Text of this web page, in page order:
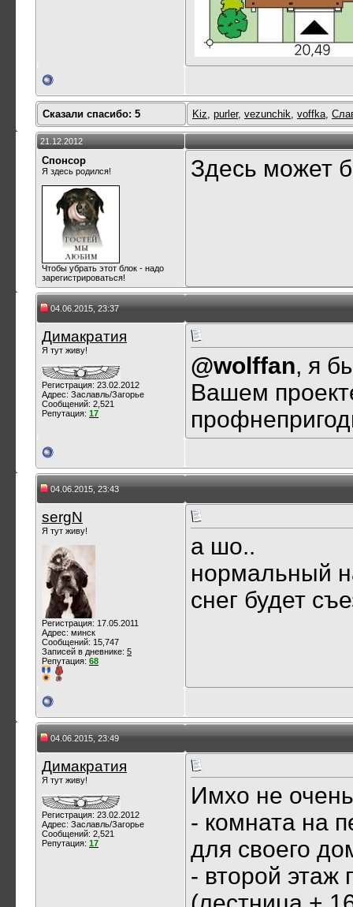
Сказали спасибо: 5 Kiz, purler, vezunchik, voffka,
21.12.2012
Спонсор
Я здесь родился!
Чтобы убрать этот блок - надо
зарегистрироваться!
Здесь может
04.06.2015, 23:37
Димакратия
Я тут живу!
Регистрация: 23.02.2012
Адрес: Заславль/Загорье
Сообщений: 2,521
Репутация: 17
@wolffan, я
Вашем
04.06.2015, 23:43
sergN
Я тут живу!
Регистрация: 17.05.2011
Адрес: минск
Сообщений: 15,747
Записей в дневнике: 5
Репутация: 68
а шо..
нормальный
снег будет
04.06.2015, 23:49
Димакратия
Я тут живу!
Регистрация: 23.02.2012
Адрес: Заславль/Загорье
Сообщений: 2,521
Репутация: 17
Имхо не
- комната на
для своего
- второй этаж